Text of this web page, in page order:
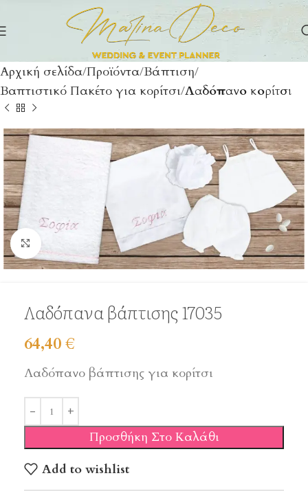
Αρχική σελίδα Προϊόντα Βάπτιση
Βαπτιστικό Πακέτο για κορίτσι Λαδόπανο κορίτσι
Click to enlarge
Λαδόπανα βάπτισης 17035
64,40€
Λαδόπανο βάπτισης για κορίτσι
Προσθήκη Στο Καλάθι
Add to wishlist